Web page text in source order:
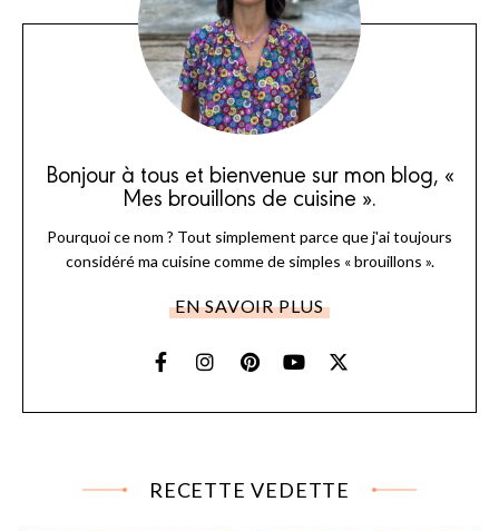
Bonjour à tous et bienvenue sur mon blog, «
Mes brouillons de cuisine ».
Pourquoi ce nom ? Tout simplement parce que j'ai toujours
considéré ma cuisine comme de simples « brouillons ».
EN SAVOIR PLUS
RECETTE VEDETTE